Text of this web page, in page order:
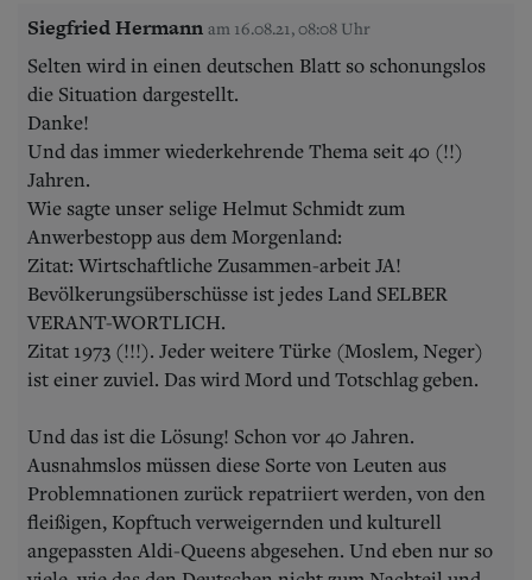
Siegfried Hermann am 16.08.21, 08:08 Uhr
Selten wird in einen deutschen Blatt so schonungslos
die Situation dargestellt.
Danke!
Und das immer wiederkehrende Thema seit 40 (!!)
Jahren.
Wie sagte unser selige Helmut Schmidt zum
Anwerbestopp aus dem Morgenland:
Zitat: Wirtschaftliche Zusammen-arbeit JA!
Bevölkerungsüberschüsse ist jedes Land SELBER
VERANT-WORTLICH.
Zitat 1973 (!!!). Jeder weitere Türke (Moslem, Neger)
ist einer zuviel. Das wird Mord und Totschlag geben.
Und das ist die Lösung! Schon vor 40 Jahren.
Ausnahmslos müssen diese Sorte von Leuten aus
Problemnationen zurück repatriiert werden, von den
fleißigen, Kopftuch verweigernden und kulturell
angepassten Aldi-Queens abgesehen. Und eben nur so